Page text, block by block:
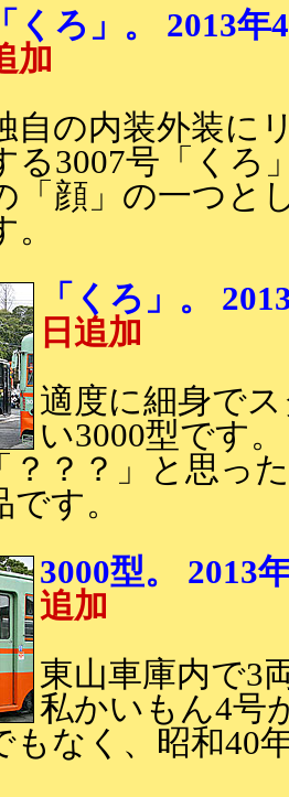
「くろ」。
加
自の内装外装に
る3007号「くろ
「顔」の一つと
。
「くろ」。
日追加
適度に細身で
い3000型です。
？？？」と思っ
す。
3000型。
追加
東山車庫内で3
私かいもん4号
もなく、昭和40